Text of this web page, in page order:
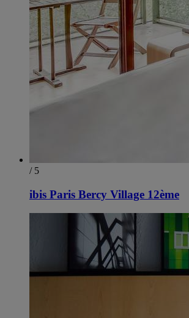
/ 5
ibis Paris Bercy Village 12ème